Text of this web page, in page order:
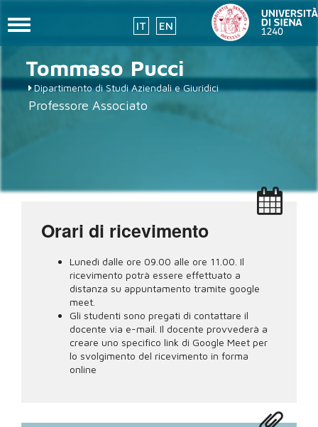
contenuto
principale
IT EN
Toggle
Tommaso Pucci
Dipartimento di Studi Aziendali e Giuridici
Professore Associato
Orari di ricevimento
Lunedì dalle ore 09.00 alle ore 11.00. Il
ricevimento potrà essere effettuato a
distanza su appuntamento tramite google
meet.
Gli studenti sono pregati di contattare il
docente via e-mail. Il docente provvederà a
creare uno specifico link di Google Meet per
lo svolgimento del ricevimento in forma
online